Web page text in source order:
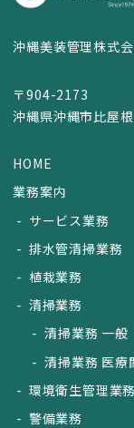
沖縄美装管理株式
〒904-2173
沖縄県沖縄市比屋
HOME
業務案内
サービス業務
排水管清掃業務
植栽業務
清掃業務
清掃業務 一般
清掃業務 医療
環境衛生管理業務
警備業務